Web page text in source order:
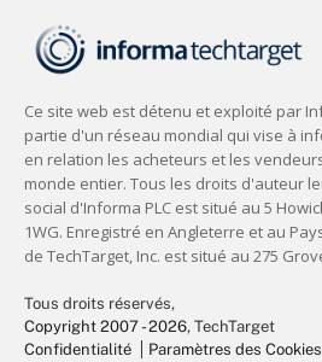
Tous droits réservés,
Copyright 2007 - 2026, TechTarget
Confidentialité
Paramètres des Cookies